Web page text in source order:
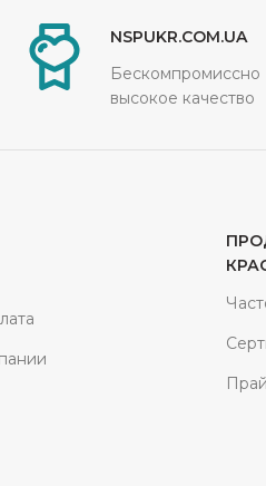
NSPUKR.COM.UA
Бескомпромиссно
высокое качество